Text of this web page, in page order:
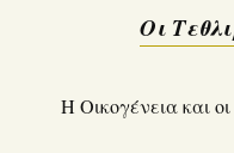
Οι
Η Οικογένεια και